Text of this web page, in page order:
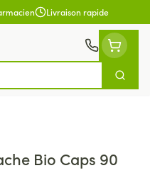
Livraison rapide
Bio Caps 90